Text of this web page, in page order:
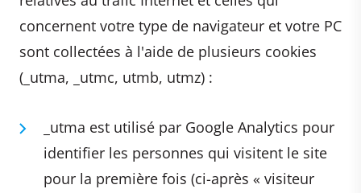
concernent votre type de navigateur et votre PC
sont collectées à l'aide de plusieurs cookies
(_utma, _utmc, utmb, utmz) :
_utma est utilisé par Google Analytics pour
identifier les personnes qui visitent le site
pour la première fois (ci-après « visiteur